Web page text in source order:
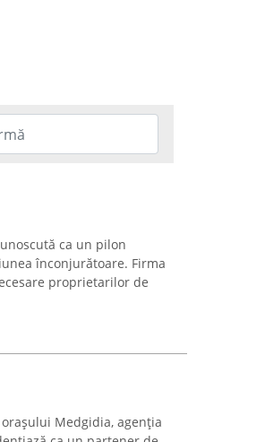
ca un pilon
înconjurătoare. Firma
proprietarilor de
Medgidia, agenția